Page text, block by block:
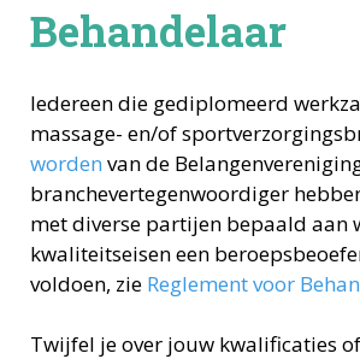
Behandelaar
Iedereen die gediplomeerd
massage- en/of
worden van de
branchevertegenwoordiger
met diverse partijen bepaald aan
kwaliteitseisen een
voldoen, zie Reglement voor
Twijfel je over jouw kwalificaties